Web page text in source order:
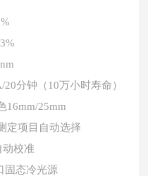
分钟（10万⼩时寿命）
25mm
目自动选择
准
冷光源